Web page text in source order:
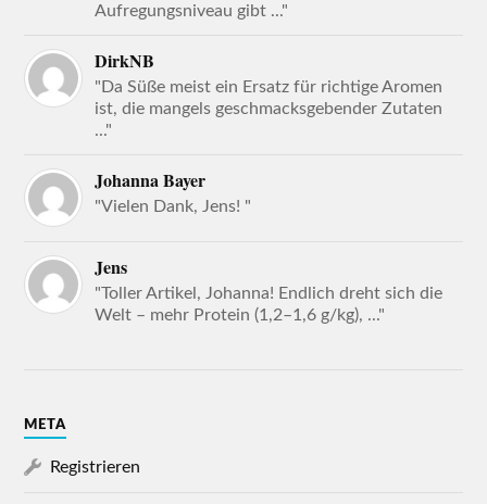
Aufregungsniveau gibt ..."
DirkNB
"Da Süße meist ein Ersatz für richtige Aromen
ist, die mangels geschmacksgebender Zutaten
..."
Johanna Bayer
"Vielen Dank, Jens! "
Jens
"Toller Artikel, Johanna! Endlich dreht sich die
Welt – mehr Protein (1,2–1,6 g/kg), ..."
META
Registrieren